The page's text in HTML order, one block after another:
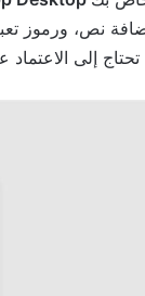
نص، ورموز
تحتاج إلى